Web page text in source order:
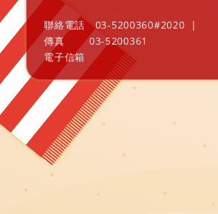
聯絡電話 03-5200360#2020
|
傳真
03-5200361
電子信箱